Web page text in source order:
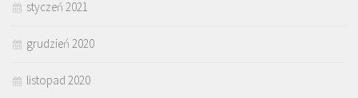
styczeń 2021
grudzień 2020
listopad 2020